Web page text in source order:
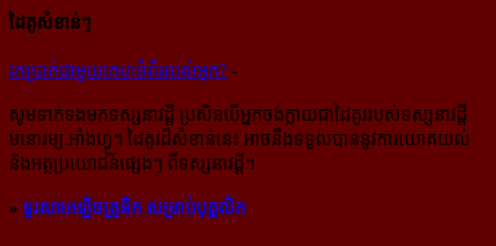
ដៃគូសំខាន់ៗ
រក​​ប្រាក់​​ជា​​មួយ​​គេហទំព័រ​​របស់​​អ្នក? -
សូម​ទាក់ទង​មក​ទស្សនាវដ្ដី ប្រសិន​បើ​អ្នក​ចង់​ក្លាយ​ជា​ដៃគូរ​របស់​ទស្សនាវដ្ដី​
មនោរម្យ.អាំងហ្វូ។ ដៃ​គូរ​ដ៏​សំខាន់​នេះ អាច​នឹង​ទទួល​បាន​នូវ​ការ​យោគយល់
និង​អត្ថ​ប្រយោជន៍​ផ្សេងៗ ពីទស្សនាវដ្ដី។
» ទូរសាអេឡិចត្រូនិក សម្រាប់បុគ្គលិក